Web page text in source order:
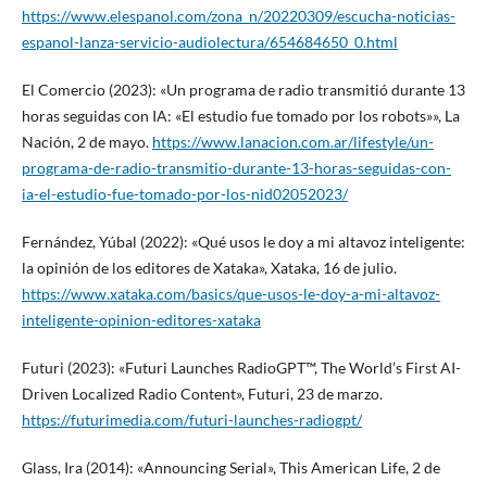
https://www.elespanol.com/zona_n/20220309/escucha-noticias-
espanol-lanza-servicio-audiolectura/654684650_0.html
El Comercio (2023): «Un programa de radio transmitió durante 13
horas seguidas con IA: «El estudio fue tomado por los robots»», La
Nación, 2 de mayo. https://www.lanacion.com.ar/lifestyle/un-
programa-de-radio-transmitio-durante-13-horas-seguidas-con-
ia-el-estudio-fue-tomado-por-los-nid02052023/
Fernández, Yúbal (2022): «Qué usos le doy a mi altavoz inteligente:
la opinión de los editores de Xataka», Xataka, 16 de julio.
https://www.xataka.com/basics/que-usos-le-doy-a-mi-altavoz-
inteligente-opinion-editores-xataka
Futuri (2023): «Futuri Launches RadioGPT™, The World’s First AI-
Driven Localized Radio Content», Futuri, 23 de marzo.
https://futurimedia.com/futuri-launches-radiogpt/
Glass, Ira (2014): «Announcing Serial», This American Life, 2 de